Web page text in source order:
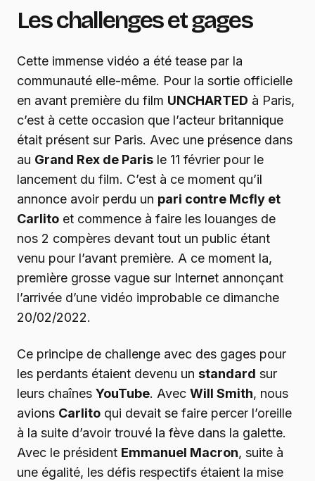
Les challenges et gages
Cette immense vidéo a été tease par la
communauté elle-même. Pour la sortie officielle
en avant première du film UNCHARTED à Paris,
c’est à cette occasion que l’acteur britannique
était présent sur Paris. Avec une présence dans
au Grand Rex de Paris le 11 février pour le
lancement du film. C’est à ce moment qu’il
annonce avoir perdu un pari contre Mcfly et
Carlito et commence à faire les louanges de
nos 2 compères devant tout un public étant
venu pour l’avant première. A ce moment la,
première grosse vague sur Internet annonçant
l’arrivée d’une vidéo improbable ce dimanche
20/02/2022.
Ce principe de challenge avec des gages pour
les perdants étaient devenu un standard sur
leurs chaînes YouTube. Avec Will Smith, nous
avions Carlito qui devait se faire percer l’oreille
à la suite d’avoir trouvé la fève dans la galette.
Avec le président Emmanuel Macron, suite à
une égalité, les défis respectifs étaient la mise